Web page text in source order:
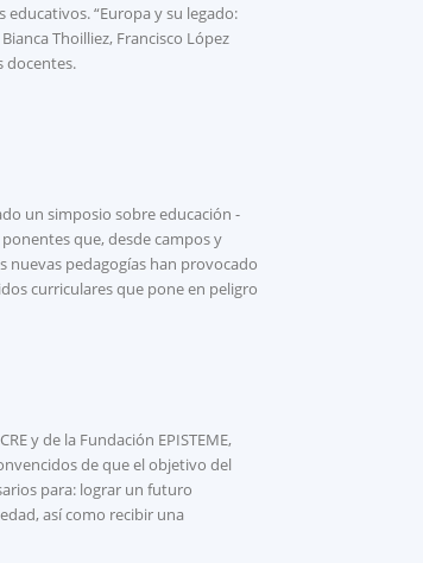
“Europa y su legado:
Thoilliez, Francisco López
docentes.
un simposio sobre educación -
que, desde campos y
nuevas pedagogías han provocado
curriculares que pone en peligro
y de la Fundación EPISTEME,
de que el objetivo del
para: lograr un futuro
así como recibir una